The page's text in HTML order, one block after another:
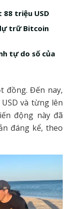
triệu USD
trữ Bitcoin
tự do số của
đồng. Đến nay,
và từng lên
động này đã
đáng kể, theo